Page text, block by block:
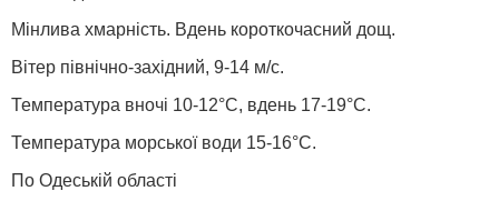
Мінлива хмарність. Вдень короткочасний дощ.
Вітер північно-західний, 9-14 м/с.
Температура вночі 10-12°С, вдень 17-19°С.
Температура морської води 15-16°С.
По Одеській області